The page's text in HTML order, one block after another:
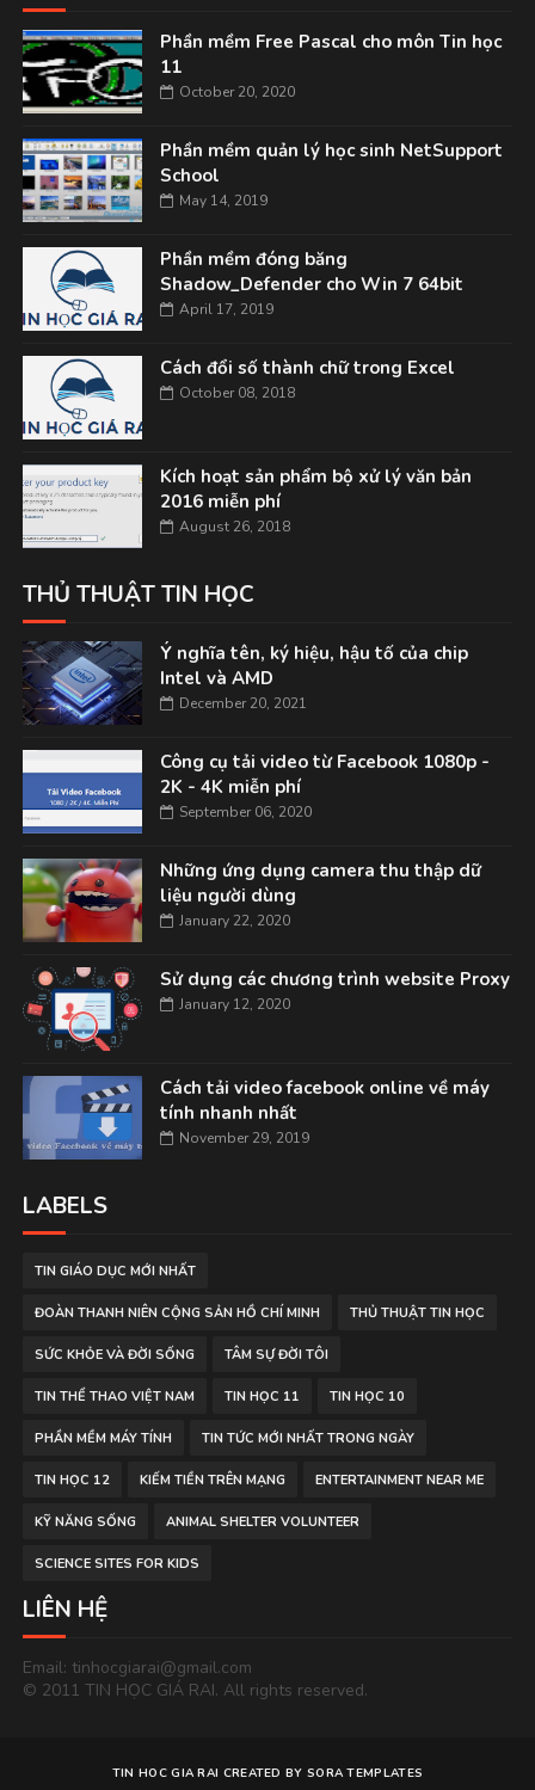
Phần mềm Free Pascal cho môn Tin học
11
October 20, 2020
Phần mềm quản lý học sinh NetSupport
School
May 14, 2019
Phần mềm đóng băng
Shadow_Defender cho Win 7 64bit
April 17, 2019
Cách đổi số thành chữ trong Excel
October 08, 2018
Kích hoạt sản phẩm bộ xử lý văn bản
2016 miễn phí
August 26, 2018
THỦ THUẬT TIN HỌC
Ý nghĩa tên, ký hiệu, hậu tố của chip
Intel và AMD
December 20, 2021
Công cụ tải video từ Facebook 1080p -
2K - 4K miễn phí
September 06, 2020
Những ứng dụng camera thu thập dữ
liệu người dùng
January 22, 2020
Sử dụng các chương trình website Proxy
January 12, 2020
Cách tải video facebook online về máy
tính nhanh nhất
November 29, 2019
LABELS
TIN GIÁO DỤC MỚI NHẤT
ĐOÀN THANH NIÊN CỘNG SẢN HỒ CHÍ MINH THỦ THUẬT TIN HỌC
SỨC KHỎE VÀ ĐỜI SỐNG TÂM SỰ ĐỜI TÔI
TIN THỂ THAO VIỆT NAM TIN HỌC 11 TIN HỌC 10
PHẦN MỀM MÁY TÍNH TIN TỨC MỚI NHẤT TRONG NGÀY
TIN HỌC 12 KIẾM TIỀN TRÊN MẠNG ENTERTAINMENT NEAR ME
KỸ NĂNG SỐNG ANIMAL SHELTER VOLUNTEER
SCIENCE SITES FOR KIDS
LIÊN HỆ
Email: tinhocgiarai@gmail.com
© 2011 TIN HỌC GIÁ RAI. All rights reserved.
TIN HOC GIA RAI CREATED BY SORA TEMPLATES